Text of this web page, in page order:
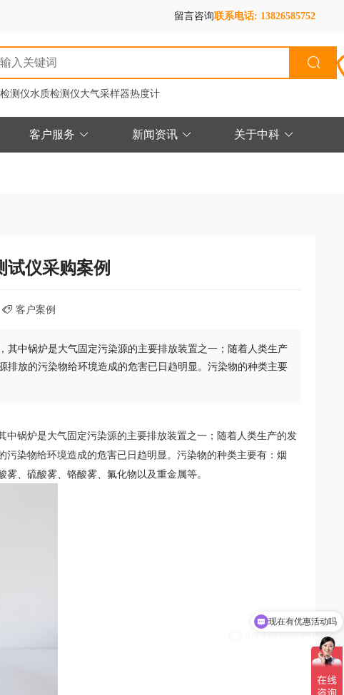
留言咨询联系电话: 13826585752
测仪水质检测仪大气采样器热度计
客户服务 新闻资讯 关于中科
试仪采购案例
客户案例
其中锅炉是大气固定污染源的主要排放装置之一；随着人类生产
放的污染物给环境造成的危害已日趋明显。污染物的种类主要
锅炉是大气固定污染源的主要排放装置之一；随着人类生产的发
染物给环境造成的危害已日趋明显。污染物的种类主要有：烟
、硫酸雾、铬酸雾、氟化物以及重金属等。
可以介绍下你们的产品么